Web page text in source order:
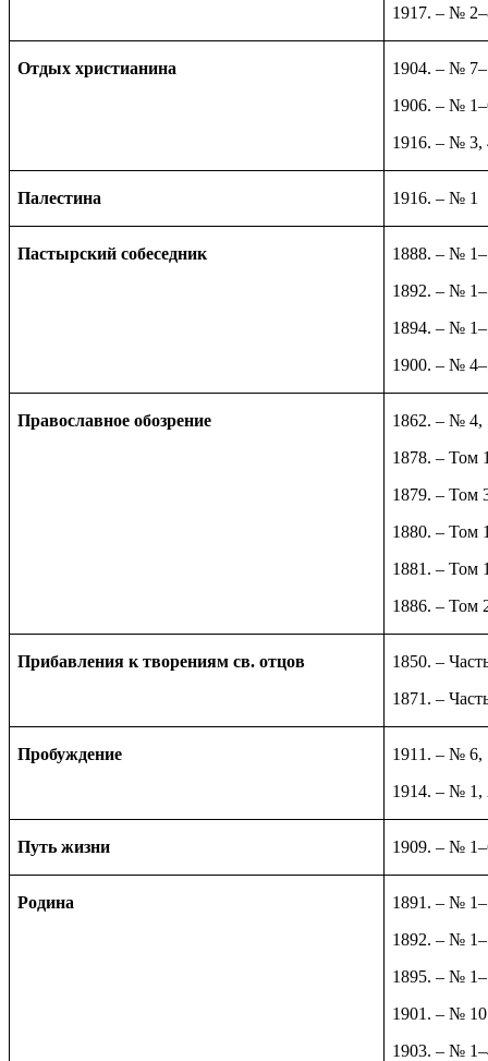
1917. – №
Отдых христианина
1904. – №
1906. – №
1916. – № 3,
Палестина 1916. – № 1
Пастырский собеседник
1888. – №
1892. – №
1894. – №
1900. – №
Православное обозрение
1862. – № 4,
1878. – Том
1879. – Том
1880. – Том
1881. – Том
1886. – Том
Прибавления к творениям св. отцов
1850. –
1871. –
Пробуждение
1911. – № 6,
1914. – № 1,
Путь жизни 1909. – №
Родина
1891. – №
1892. – №
1895. – №
1901. – № 10
1903. – №